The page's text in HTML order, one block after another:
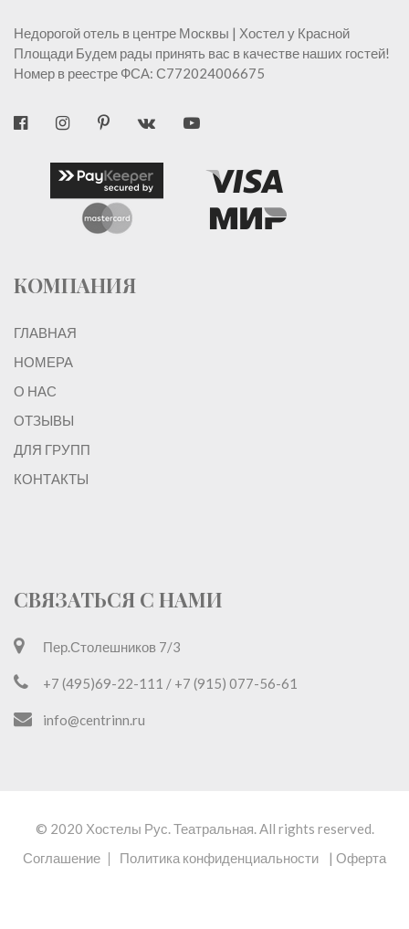
Недорогой отель в центре Москвы | Хостел у Красной
Площади Будем рады принять вас в качестве наших гостей!
Номер в реестре ФСА: С772024006675
КОМПАНИЯ
ГЛАВНАЯ
НОМЕРА
О НАС
ОТЗЫВЫ
ДЛЯ ГРУПП
КОНТАКТЫ
СВЯЗАТЬСЯ С НАМИ
Пер.Столешников 7/3
+7 (495)69-22-111 / +7 (915) 077-56-61
info@centrinn.ru
© 2020 Хостелы Рус. Театральная. All rights reserved.
Соглашение
Политика конфиденциальности | Оферта